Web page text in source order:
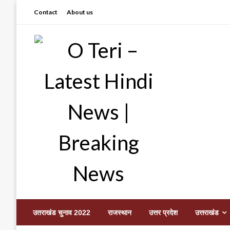
Contact About us
O Teri – Latest Hindi
उतराखंड चुनाव 2022 राजस्थान उत्तर प्रदेश उत्तराखंड